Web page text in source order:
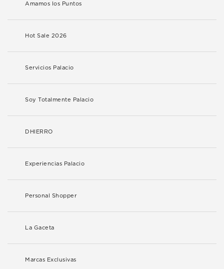
Amamos los Puntos
Hot Sale 2026
Servicios Palacio
Soy Totalmente Palacio
DHIERRO
Experiencias Palacio
Personal Shopper
La Gaceta
Marcas Exclusivas